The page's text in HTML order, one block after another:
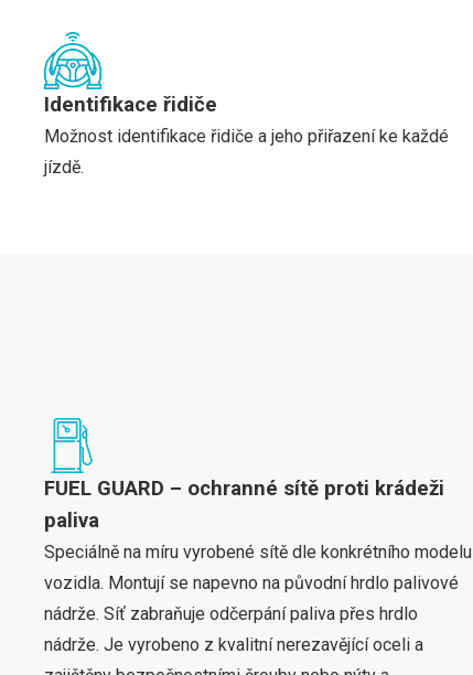
Identifikace řidiče
Možnost identifikace řidiče a jeho přiřazení ke každé
jízdě.
FUEL GUARD – ochranné sítě proti krádeži
paliva
Speciálně na míru vyrobené sítě dle konkrétního modelu
vozidla. Montují se napevno na původní hrdlo palivové
nádrže. Síť zabraňuje odčerpání paliva přes hrdlo
nádrže. Je vyrobeno z kvalitní nerezavějící oceli a